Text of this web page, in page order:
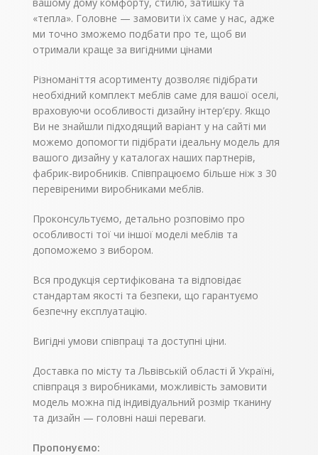
собою особливу
чарівність і красу.
Варто відзначити, що
стінка Верона буде
чудово виглядати в
паркетом на підлозі і
високими світлими
стелями.
«тепла». Головне — замовити їх саме у нас, адже
ми точно зможемо подбати про те, щоб ви
отримали краще за вигідними цінами
Різноманіття асортименту дозволяє підібрати
необхідний комплект меблів саме для вашої оселі,
враховуючи особливості дизайну інтер’єру. Якщо
Ви не знайшли підходящий варіант у на сайті ми
можемо допомогти підібрати ідеальну модель для
вашого дизайну у каталогах наших партнерів,
фабрик-виробників. Співпрацюємо більше ніж з 30
перевіреними виробниками меблів.
Проконсультуємо, детально розповімо про
особливості тої чи іншої моделі меблів та
допоможемо з вибором.
Вся продукція сертифікована та відповідає
стандартам якості та безпеки, що гарантуємо
безпечну експлуатацію.
Вигідні умови співпраці та доступні ціни.
Доставка по місту та Львівській області й Україні,
співпраця з виробниками, можливість замовити
модель можна під індивідуальний розмір тканину
та дизайн — головні наші переваги.
Пропонуємо: